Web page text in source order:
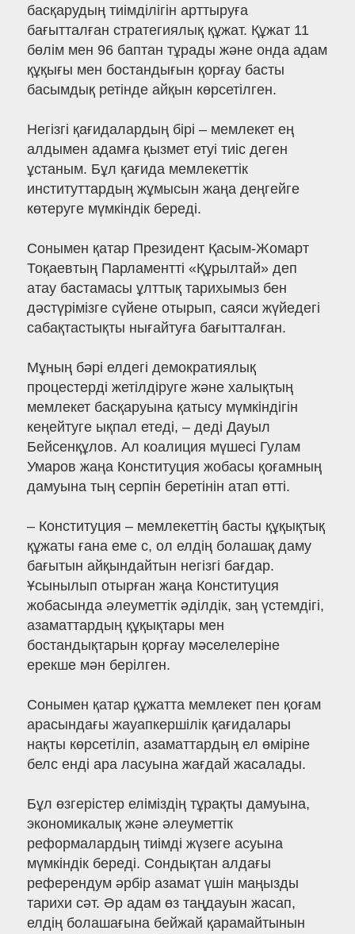
басқарудың тиімділігін арттыруға
бағытталған стратегиялық құжат. Құжат 11
бөлім мен 96 баптан тұрады және онда адам
құқығы мен бостандығын қорғау басты
басымдық ретінде айқын көрсетілген.
Негізгі қағидалардың бірі – мемлекет ең
алдымен адамға қызмет етуі тиіс деген
ұстаным. Бұл қағида мемлекеттік
институттардың жұмысын жаңа деңгейге
көтеруге мүмкіндік береді.
Сонымен қатар Президент Қасым-Жомарт
Тоқаевтың Парламентті «Құрылтай» деп
атау бастамасы ұлттық тарихымыз бен
дәстүрімізге сүйене отырып, саяси жүйедегі
сабақтастықты нығайтуға бағытталған.
Мұның бәрі елдегі демократиялық
процестерді жетілдіруге және халықтың
мемлекет басқаруына қатысу мүмкіндігін
кеңейтуге ықпал етеді, – деді Дауыл
Бейсенқұлов. Ал коалиция мүшесі Гулам
Умаров жаңа Конституция жобасы қоғамның
дамуына тың серпін беретінін атап өтті.
– Конституция – мемлекеттің басты құқықтық
құжаты ғана еме с, ол елдің болашақ даму
бағытын айқындайтын негізгі бағдар.
Ұсынылып отырған жаңа Конституция
жобасында әлеуметтік әділдік, заң үстемдігі,
азаматтардың құқықтары мен
бостандықтарын қорғау мәселелеріне
ерекше мән берілген.
Сонымен қатар құжатта мемлекет пен қоғам
арасындағы жауапкершілік қағидалары
нақты көрсетіліп, азаматтардың ел өміріне
белс енді ара ласуына жағдай жасалады.
Бұл өзгерістер еліміздің тұрақты дамуына,
экономикалық және әлеуметтік
реформалардың тиімді жүзеге асуына
мүмкіндік береді. Сондықтан алдағы
референдум әрбір азамат үшін маңызды
тарихи сәт. Әр адам өз таңдауын жасап,
елдің болашағына бейжай қарамайтынын